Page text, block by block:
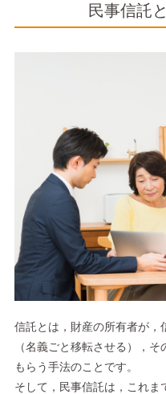
民事信託
信託とは，財産の所有者が，
（名義ごと移転させる），
もらう手法のことです。
そして，民事信託は，これま